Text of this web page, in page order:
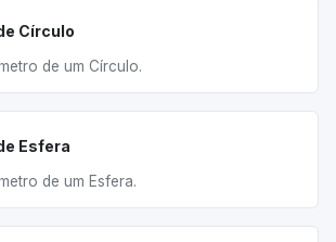
Círculo
de um Círculo.
Esfera
de um Esfera.